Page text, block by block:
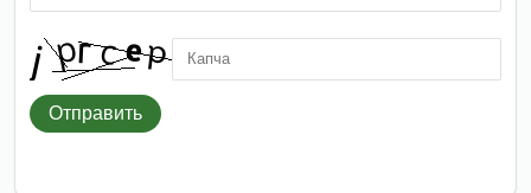
Отправить